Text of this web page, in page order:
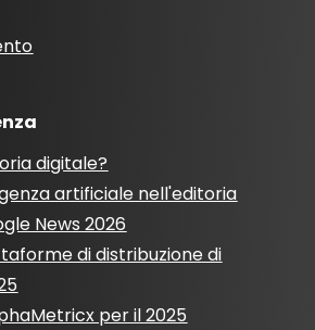
digitale?
artificiale nell'editoria
News 2026
di distribuzione di
per il 2025